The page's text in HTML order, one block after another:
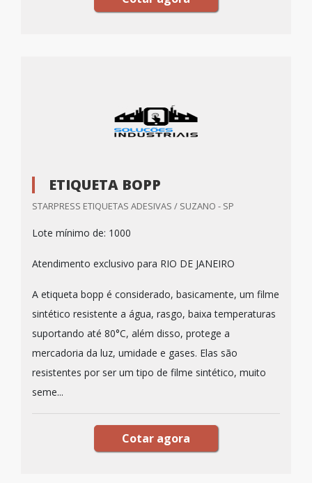
ETIQUETA BOPP
STARPRESS ETIQUETAS ADESIVAS / SUZANO - SP
Lote mínimo de: 1000
Atendimento exclusivo para RIO DE JANEIRO
A etiqueta bopp é considerado, basicamente, um filme
sintético resistente a água, rasgo, baixa temperaturas
suportando até 80°C, além disso, protege a
mercadoria da luz, umidade e gases. Elas são
resistentes por ser um tipo de filme sintético, muito
seme...
Cotar agora